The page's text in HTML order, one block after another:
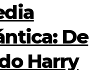
De
Harry